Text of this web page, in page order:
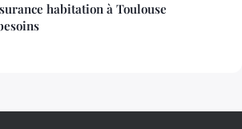
habitation à Toulouse